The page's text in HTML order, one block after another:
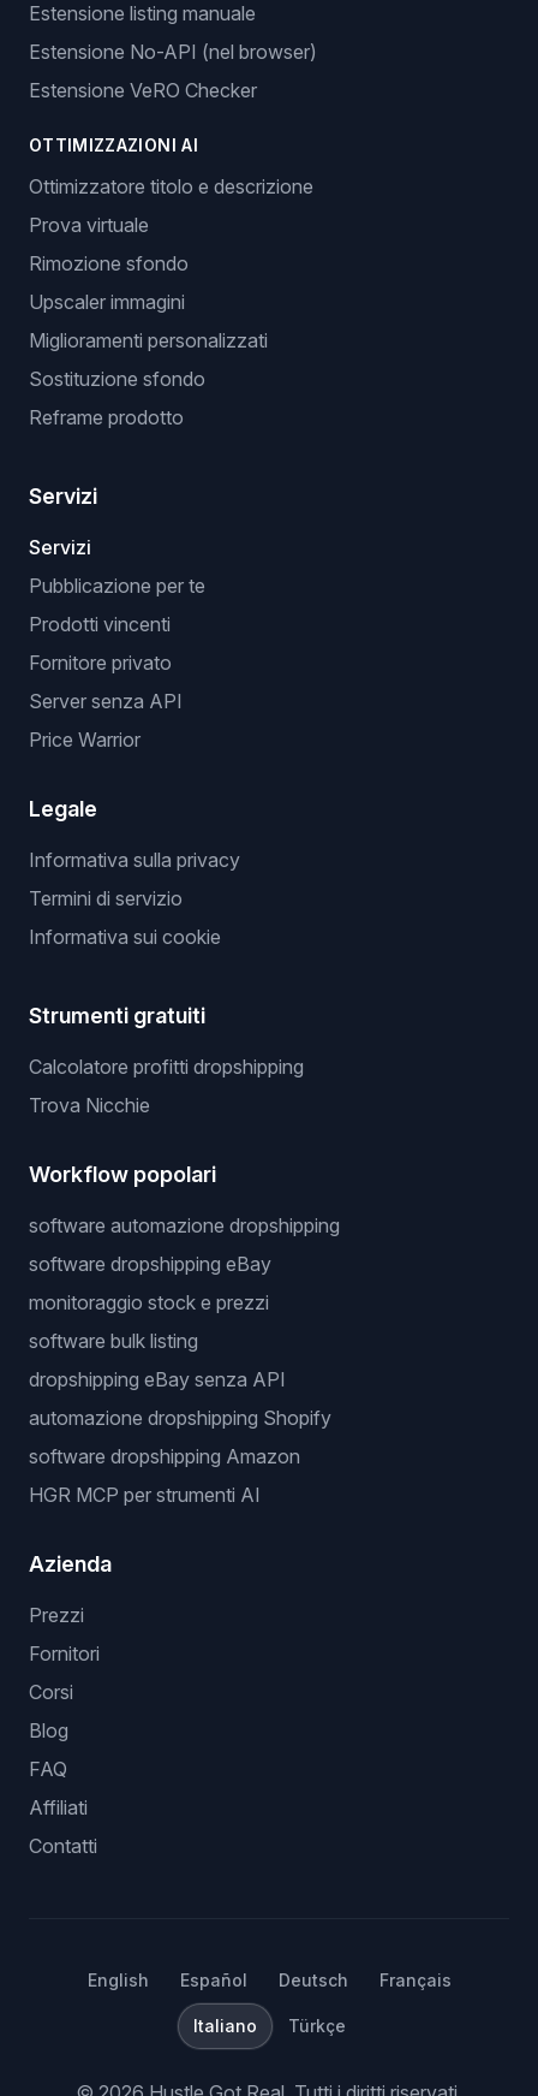
Estensione listing manuale
Estensione No-API (nel browser)
Estensione VeRO Checker
OTTIMIZZAZIONI AI
Ottimizzatore titolo e descrizione
Prova virtuale
Rimozione sfondo
Upscaler immagini
Miglioramenti personalizzati
Sostituzione sfondo
Reframe prodotto
Servizi
Servizi
Pubblicazione per te
Prodotti vincenti
Fornitore privato
Server senza API
Price Warrior
Legale
Informativa sulla privacy
Termini di servizio
Informativa sui cookie
Strumenti gratuiti
Calcolatore profitti dropshipping
Trova Nicchie
Workflow popolari
software automazione dropshipping
software dropshipping eBay
monitoraggio stock e prezzi
software bulk listing
dropshipping eBay senza API
automazione dropshipping Shopify
software dropshipping Amazon
HGR MCP per strumenti AI
Azienda
Prezzi
Fornitori
Corsi
Blog
FAQ
Affiliati
Contatti
English Español Deutsch Français
Italiano Türkçe